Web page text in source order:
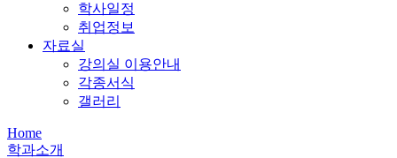
학사일정
취업정보
자료실
강의실 이용안내
각종서식
갤러리
Home
학과소개